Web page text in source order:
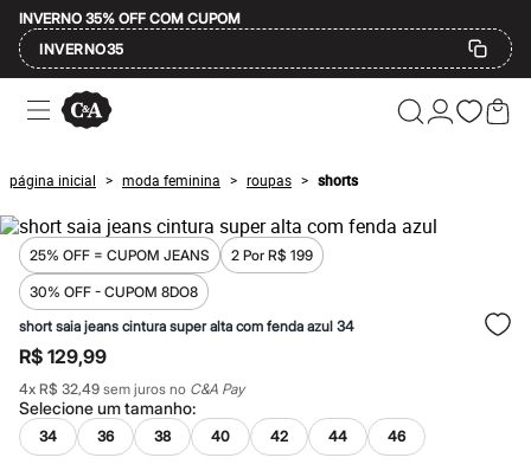
INVERNO 35% OFF COM CUPOM
INVERNO35
Ofertas
Compre por Departamento
Masculino
Infantil
Calçados
Mindse7
Plus Size
Até 20% off
Até 40% off
Até 60% off
A partir de 60% off
Feminino
Em alta
Inverno
Alfaiataria
Novidades
página inicial > moda feminina > roupas > shorts
25% OFF = CUPOM JEANS 2 Por R$ 199
30% OFF - CUPOM 8DO8
short saia jeans cintura super alta com fenda azul 34
R$ 129,99
4x R$ 32,49 sem juros no C&A Pay
Selecione umtamanho:
34 36 38 40 42 44 46